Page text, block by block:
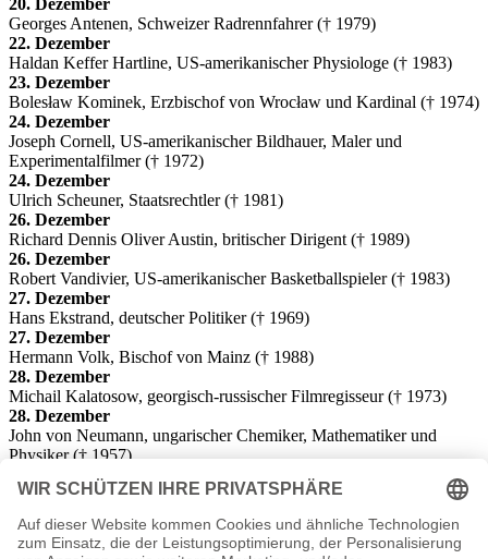
Georges Antenen, Schweizer Radrennfahrer († 1979)
22. Dezember
Haldan Keffer Hartline, US-amerikanischer Physiologe († 1983)
23. Dezember
Bolesław Kominek, Erzbischof von Wrocław und Kardinal († 1974)
24. Dezember
Joseph Cornell, US-amerikanischer Bildhauer, Maler und
Experimentalfilmer († 1972)
24. Dezember
Ulrich Scheuner, Staatsrechtler († 1981)
26. Dezember
Richard Dennis Oliver Austin, britischer Dirigent († 1989)
26. Dezember
Robert Vandivier, US-amerikanischer Basketballspieler († 1983)
27. Dezember
Hans Ekstrand, deutscher Politiker († 1969)
27. Dezember
Hermann Volk, Bischof von Mainz († 1988)
28. Dezember
Michail Kalatosow, georgisch-russischer Filmregisseur († 1973)
28. Dezember
John von Neumann, ungarischer Chemiker, Mathematiker und
Physiker († 1957)
29. Dezember
Ernst Kusserow, deutscher General († 1968)
Erhard Mauersberger, Organist, Musiklehrer und Chordirigent (†
1982)